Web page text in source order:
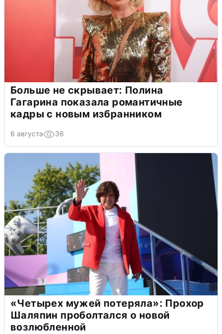
Больше не скрывает: Полина
Гагарина показала романтичные
кадры с новым избранником
6 августа 36
«Четырех мужей потеряла»: Прохор
Шаляпин проболтался о новой
возлюбленной